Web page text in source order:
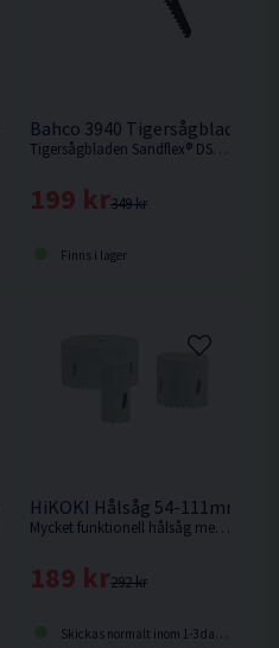
228mm 1-pack
Bahco 3940 Tigersågblad
Tigersågbladen Sandflex® DSL (Demolition Slope) är en serie extra tjocka och breda bimetallblad för krävande bygg- och rivningsarbeten. Limiterad upplaga med svarta blad och Sweden Rock text.
349 kr
199 kr
Finns i lager
HiKOKI Hålsåg 54-111mm
Mycket funktionell hålsåg med många användningsområden
292 kr
189 kr
Skickas normalt inom 1-3 dagar